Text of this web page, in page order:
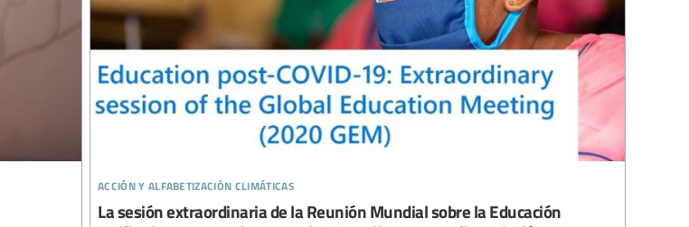
acción y alfabetización climáticas
La sesión extraordinaria de la Reunión Mundial sobre la Educación